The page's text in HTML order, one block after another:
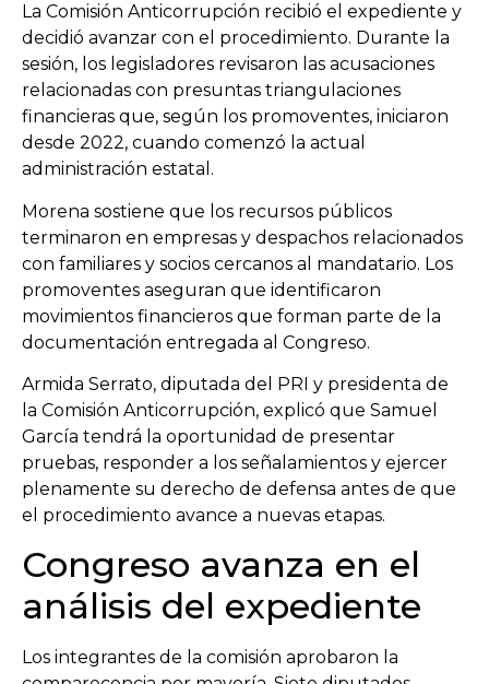
La Comisión Anticorrupción recibió el expediente y
decidió avanzar con el procedimiento. Durante la
sesión, los legisladores revisaron las acusaciones
relacionadas con presuntas triangulaciones
financieras que, según los promoventes, iniciaron
desde 2022, cuando comenzó la actual
administración estatal.
Morena sostiene que los recursos públicos
terminaron en empresas y despachos relacionados
con familiares y socios cercanos al mandatario. Los
promoventes aseguran que identificaron
movimientos financieros que forman parte de la
documentación entregada al Congreso.
Armida Serrato, diputada del PRI y presidenta de
la Comisión Anticorrupción, explicó que Samuel
García tendrá la oportunidad de presentar
pruebas, responder a los señalamientos y ejercer
plenamente su derecho de defensa antes de que
el procedimiento avance a nuevas etapas.
Congreso avanza en el
análisis del expediente
Los integrantes de la comisión aprobaron la